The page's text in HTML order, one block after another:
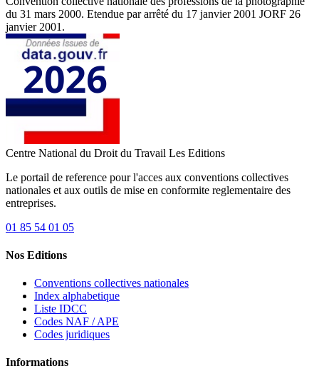
du 31 mars 2000. Etendue par arrêté du 17 janvier 2001 JORF 26
janvier 2001.
Centre National du Droit du Travail Les Editions
Le portail de reference pour l'acces aux conventions collectives
nationales et aux outils de mise en conformite reglementaire des
entreprises.
01 85 54 01 05
Nos Editions
Conventions collectives nationales
Index alphabetique
Liste IDCC
Codes NAF / APE
Codes juridiques
Informations